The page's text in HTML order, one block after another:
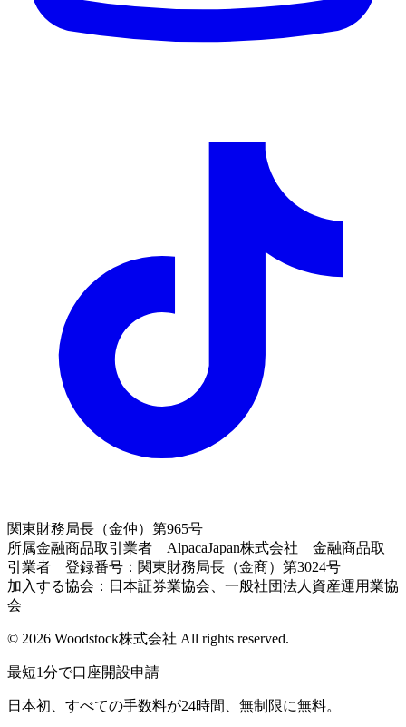
関東財務局長（金仲）第965号
所属金融商品取引業者 AlpacaJapan株式会社 金融商品取
引業者 登録番号：関東財務局長（金商）第3024号
加入する協会：日本証券業協会、一般社団法人資産運用業協
会
© 2026 Woodstock株式会社 All rights reserved.
最短1分で口座開設申請
日本初、すべての手数料が24時間、無制限に無料。